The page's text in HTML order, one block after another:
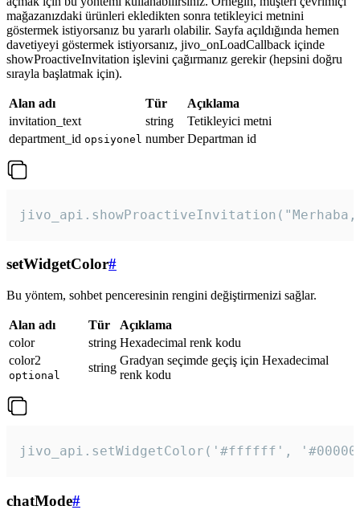
mağazanızdaki ürünleri ekledikten sonra tetikleyici metnini
göstermek istiyorsanız bu yararlı olabilir. Sayfa açıldığında hemen
davetiyeyi göstermek istiyorsanız, jivo_onLoadCallback içinde
showProactiveInvitation işlevini çağırmanız gerekir (hepsini doğru
sırayla başlatmak için).
Alan adı Tür
Açıklama
invitation_text
string
Tetikleyici metni
department_id opsiyonel number Departman id
setWidgetColor#
Bu yöntem, sohbet penceresinin rengini değiştirmenizi sağlar.
Alan adı Tür
Açıklama
color
string Hexadecimal renk kodu
color2
optional
string
Gradyan seçimde geçiş için Hexadecimal
renk kodu
jivo_api.setWidgetColor('#ffffff',
chatMode#